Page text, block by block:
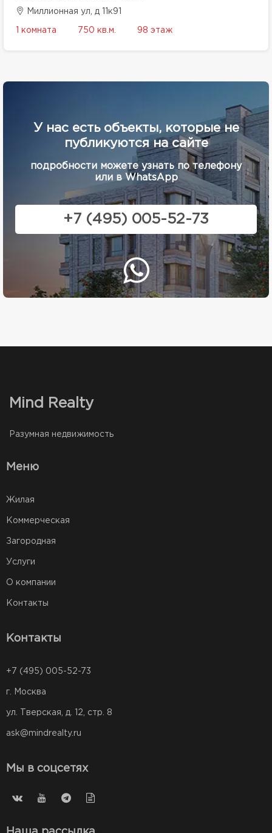
Миллионная ул, д 11к91
1 комната 750 кв.м. 98 этаж
У нас есть объекты, которые не
публикуются на сайте
подробности можете узнать по телефону
или в WhatsApp
+7 (495) 005-52-73
Mind Realty
Разумная недвижимость
Меню
Жилая
Коммерческая
Загородная
Услуги
О компании
Контакты
Контакты
+7 (495) 005-52-73
г. Москва
ул. Тверская, д. 12, стр. 8
ask@mindrealty.ru
Мы в соцсетях